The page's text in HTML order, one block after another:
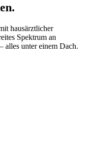
hausärztlicher
Spektrum an
unter einem Dach.